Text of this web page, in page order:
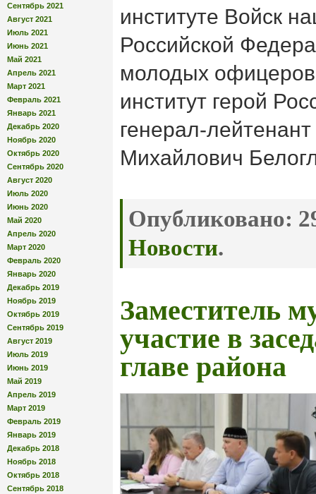
Сентябрь 2021
Август 2021
Июль 2021
Июнь 2021
Май 2021
Апрель 2021
Март 2021
Февраль 2021
Январь 2021
Декабрь 2020
Ноябрь 2020
Октябрь 2020
Сентябрь 2020
Август 2020
Июль 2020
Июнь 2020
Май 2020
Апрель 2020
Март 2020
Февраль 2020
Январь 2020
Декабрь 2019
Ноябрь 2019
Октябрь 2019
Сентябрь 2019
Август 2019
Июль 2019
Июнь 2019
Май 2019
Апрель 2019
Март 2019
Февраль 2019
Январь 2019
Декабрь 2018
Ноябрь 2018
Октябрь 2018
Сентябрь 2018
институте Войск
Российской
молодых
институт герой
генерал-
Михайлович
Опубликовано:
Новости.
Заместитель
участие в
главе района